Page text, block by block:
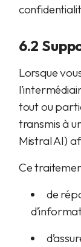
6.2
Lorsque
tout ou
transmis à
Mistral AI)
Ce
de